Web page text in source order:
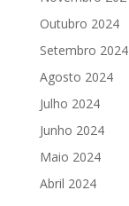
Outubro 2024
Setembro 2024
Agosto 2024
Julho 2024
Junho 2024
Maio 2024
Abril 2024